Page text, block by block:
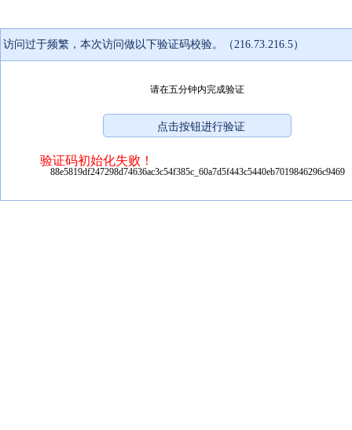
访问过于频繁，本次访问做以下验证码校验。（216.73.216.5）
请在五分钟内完成验证
验证码初始化失败！
88e5819df247298d74636ac3c54f385c_60a7d5f443c5440eb7019846296c9469